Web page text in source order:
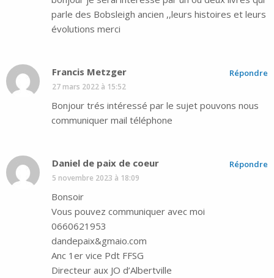
parle des Bobsleigh ancien ,,leurs histoires et leurs
évolutions merci
Francis Metzger
27 mars 2022 à 15:52
Bonjour trés intéressé par le sujet pouvons nous
communiquer mail téléphone
Répondre
Daniel de paix de coeur
5 novembre 2023 à 18:09
Bonsoir
Vous pouvez communiquer avec moi
0660621953
dandepaix&gmaio.com
Anc 1er vice Pdt FFSG
Directeur aux JO d’Albertville
Répondre